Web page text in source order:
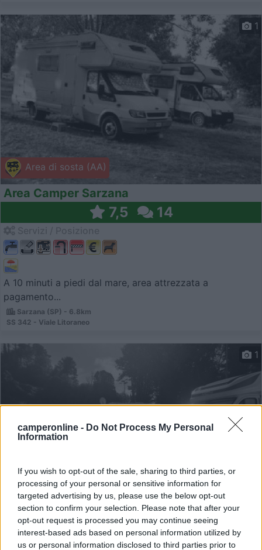
camperonline - Do Not Process My Personal
Information
If you wish to opt-out of the sale, sharing to third parties, or
processing of your personal or sensitive information for
targeted advertising by us, please use the below opt-out
section to confirm your selection. Please note that after your
opt-out request is processed you may continue seeing
interest-based ads based on personal information utilized by
us or personal information disclosed to third parties prior to
Area di sosta (AA)
1
Area Camper Sarzana
7,5 14
A 10 minuti a piedi dal mare, area attrezzata a
pagamento...
Sarzana (SP) - 6.8km
SS 342 - Viale Litoraneo
Area di sosta (PS)
1
Parcheggio
6 4